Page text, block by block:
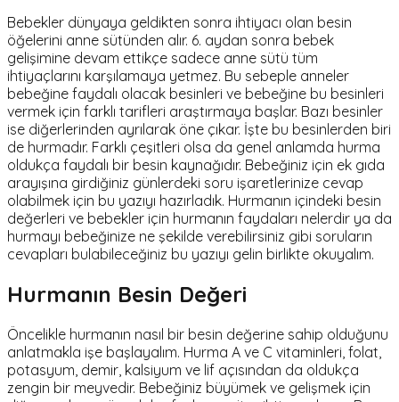
Bebekler dünyaya geldikten sonra ihtiyacı olan besin
öğelerini anne sütünden alır. 6. aydan sonra bebek
gelişimine devam ettikçe sadece anne sütü tüm
ihtiyaçlarını karşılamaya yetmez. Bu sebeple anneler
bebeğine faydalı olacak besinleri ve bebeğine bu besinleri
vermek için farklı tarifleri araştırmaya başlar. Bazı besinler
ise diğerlerinden ayrılarak öne çıkar. İşte bu besinlerden biri
de hurmadır. Farklı çeşitleri olsa da genel anlamda hurma
oldukça faydalı bir besin kaynağıdır. Bebeğiniz için ek gıda
arayışına girdiğiniz günlerdeki soru işaretlerinize cevap
olabilmek için bu yazıyı hazırladık. Hurmanın içindeki besin
değerleri ve bebekler için hurmanın faydaları nelerdir ya da
hurmayı bebeğinize ne şekilde verebilirsiniz gibi soruların
cevapları bulabileceğiniz bu yazıyı gelin birlikte okuyalım.
Hurmanın Besin Değeri
Öncelikle hurmanın nasıl bir besin değerine sahip olduğunu
anlatmakla işe başlayalım. Hurma A ve C vitaminleri, folat,
potasyum, demir, kalsiyum ve lif açısından da oldukça
zengin bir meyvedir. Bebeğiniz büyümek ve gelişmek için